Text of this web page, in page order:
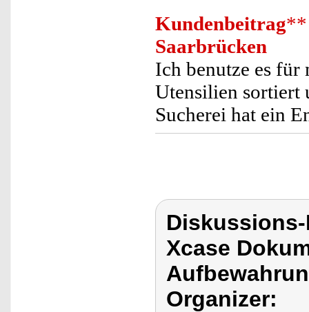
Kundenbeitrag**
Saarbrücken
Ich benutze es für
Utensilien sortiert
Sucherei hat ein
Xcase
Organizer: